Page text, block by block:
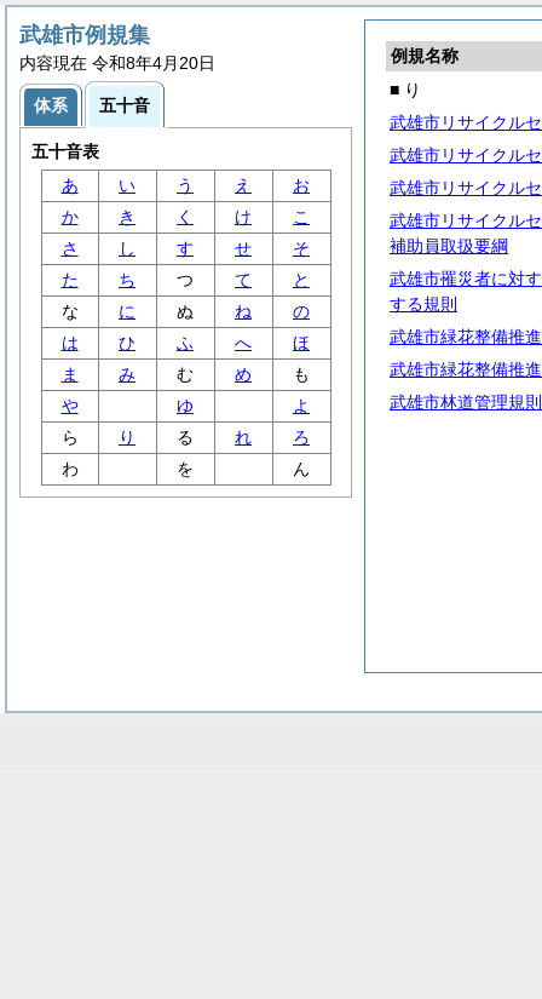
例規名称
■ り
武雄市リサイクル
武雄市リサイクル
武雄市リサイクル
武雄市リサイクル
補助員取扱要綱
武雄市罹災者に対
する規則
武雄市緑花整備推
武雄市緑花整備推
武雄市林道管理規則
武雄市例規集
内容現在 令和8年4月20日
体系 五十音
五十音表
あ
い う え
お
か
き く け
こ
さ
し す せ
そ
た
ち つ て
と
な
に ぬ ね
の
は
ひ ふ へ
ほ
ま
み む め
も
や
ゆ
よ
ら
り る れ
ろ
わ
を ん